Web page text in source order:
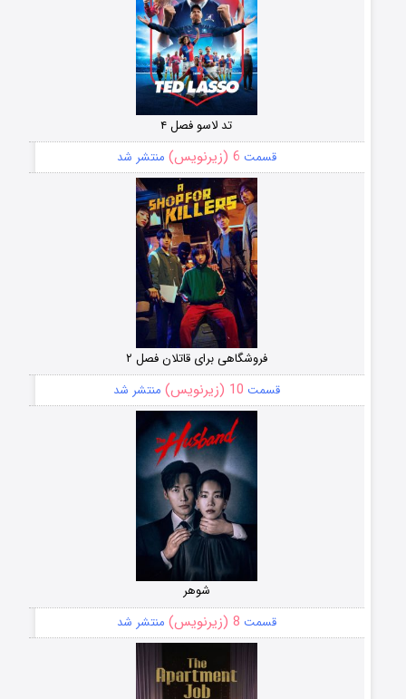
تد لاسو فصل ۴
قسمت 6 (زیرنویس) منتشر شد
فروشگاهی برای قاتلان فصل ۲
قسمت 10 (زیرنویس) منتشر شد
شوهر
قسمت 8 (زیرنویس) منتشر شد